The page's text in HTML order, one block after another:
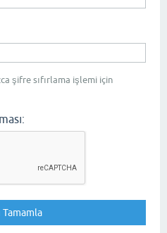
şifre sıfırlama işlemi için